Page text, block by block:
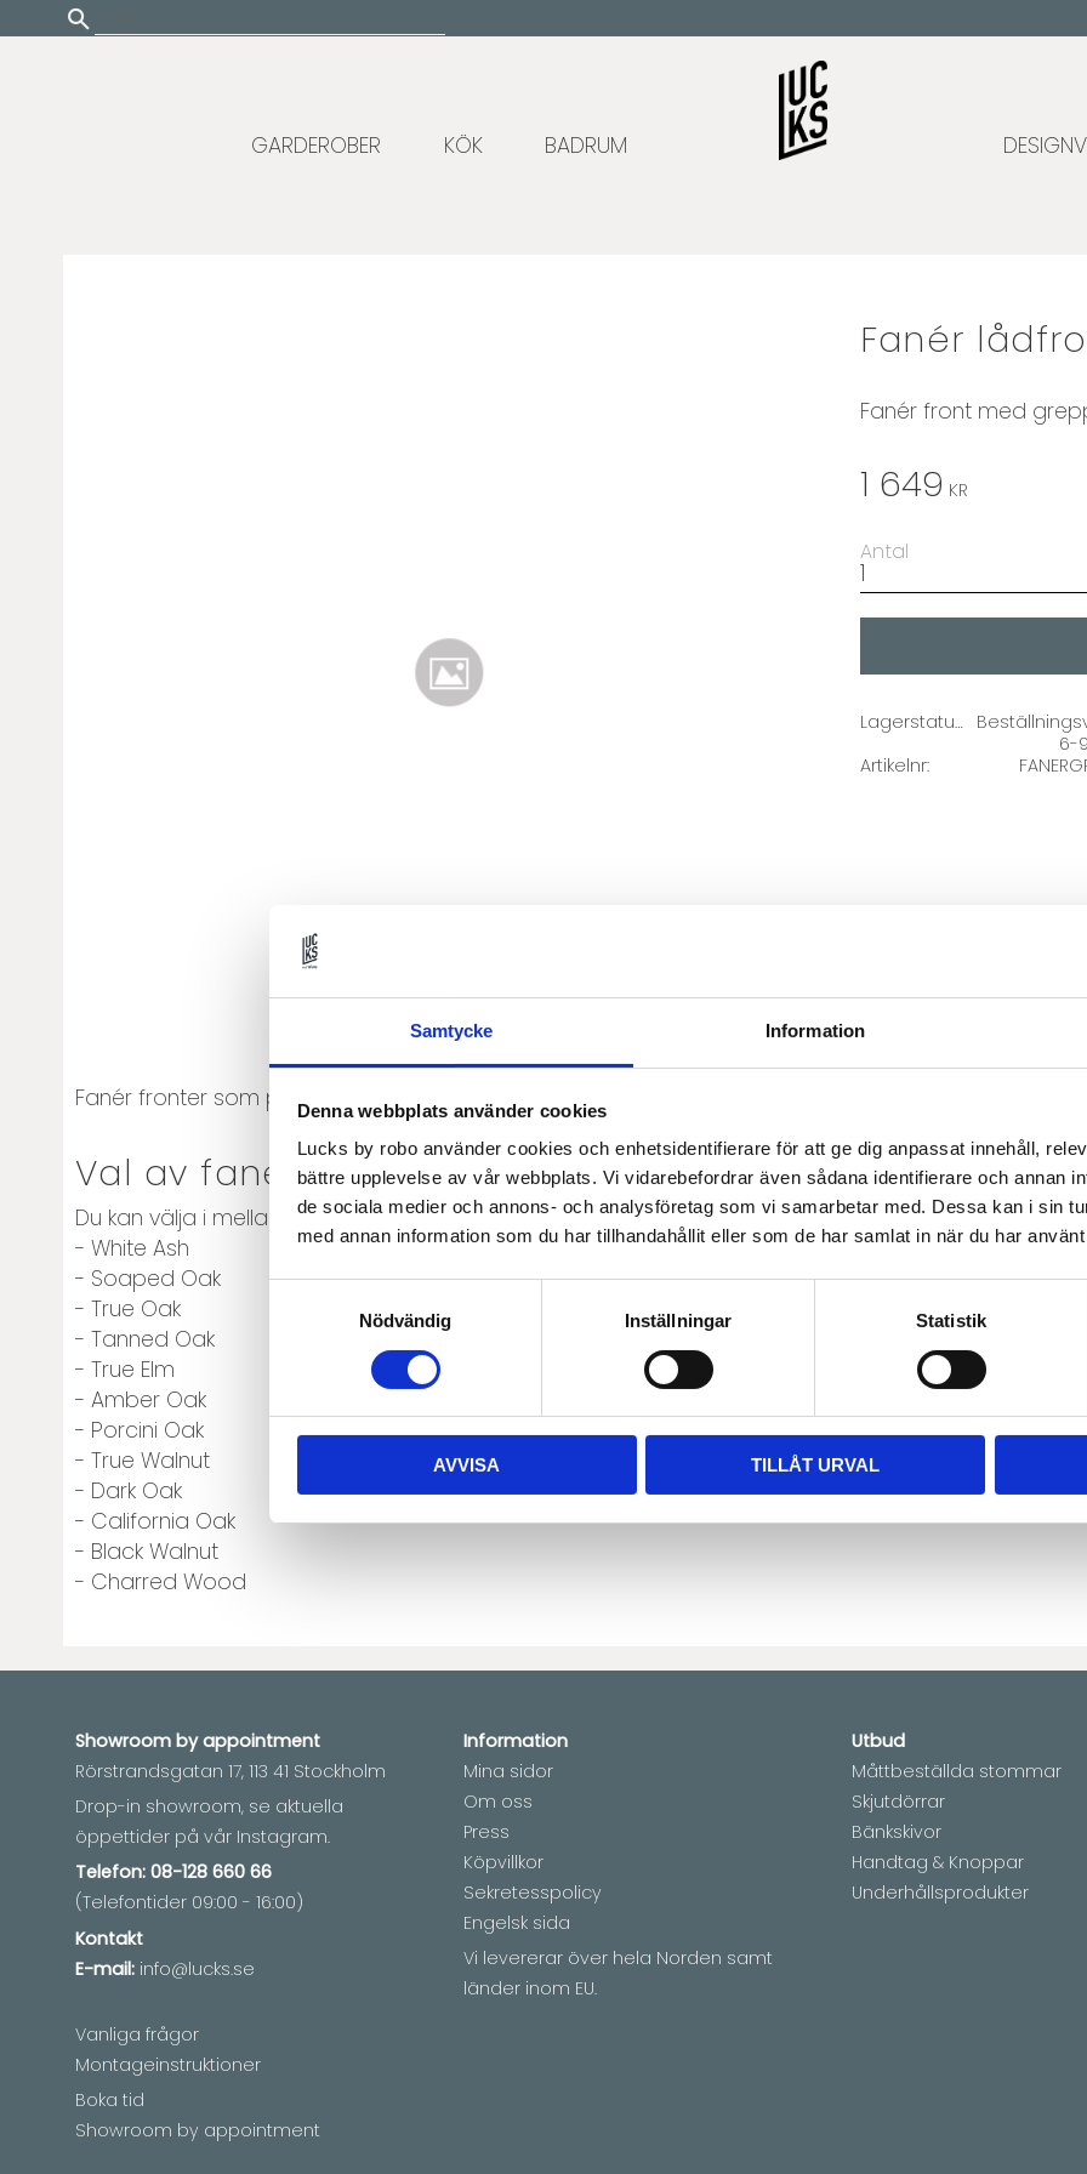
Samtycke Information
Denna webbplats använder cookies
Lucks by robo använder cookies och enhetsidentifierare för att ge dig anpassat innehåll,
bättre upplevelse av vår webbplats. Vi vidarebefordrar även sådana identifierare och annan
de sociala medier och annons- och analysföretag som vi samarbetar med. Dessa kan i sin
med annan information som du har tillhandahållit eller som de har samlat in när du har
Nödvändig
Inställningar Statistik
AVVISA TILLÅT URVAL
Update cookies preferences
GARDEROBER KÖK BADRUM
Fanér
Fanér front med
1 649 KR
Antal
Lagerstatus
6-
Artikelnr
Fanér fronter som passar till IKEAs Maximera lådor i IKEAs metodkök.
Val av faner
Du kan välja i mellan:
- White Ash
- Soaped Oak
- True Oak
- Tanned Oak
- True Elm
- Amber Oak
- Porcini Oak
- True Walnut
- Dark Oak
- California Oak
- Black Walnut
- Charred Wood
Showroom byappointment
Rörstrandsgatan 17, 113 41 Stockholm
Drop-in showroom, se aktuella
öppettider på vår Instagram.
Telefon: 08-128 660 66
(Telefontider 09:00 - 16:00)
Kontakt
E-mail: info@lucks.se
Vanliga frågor
Montageinstruktioner
Boka tid
Showroom by appointment
Information
Mina sidor
Om oss
Press
Köpvillkor
Sekretesspolicy
Engelsk sida
Vi levererar över hela Norden samt
länder inom EU.
Utbud
Måttbeställda stommar
Skjutdörrar
Bänkskivor
Handtag & Knoppar
Underhållsprodukter